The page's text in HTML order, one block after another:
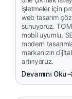
işletmeler için
web tasarım
sunuyoruz.
mobil uyumlu,
modern
markanızın
artırıyoruz.
Devamını Oku